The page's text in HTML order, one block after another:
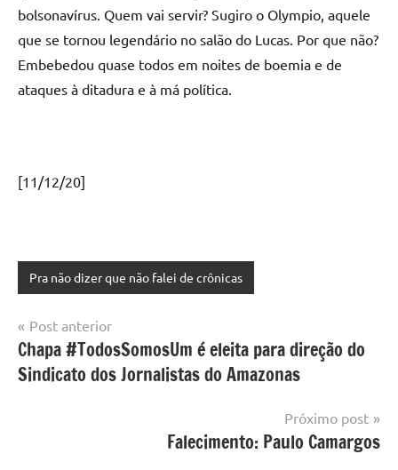
bolsonavírus. Quem vai servir? Sugiro o Olympio, aquele
que se tornou legendário no salão do Lucas. Por que não?
Embebedou quase todos em noites de boemia e de
ataques à ditadura e à má política.
[11/12/20]
Pra não dizer que não falei de crônicas
Navegação
de
Post
Post anterior
Chapa #TodosSomosUm é eleita para direção do
Sindicato dos Jornalistas do Amazonas
Próximo post
Falecimento: Paulo Camargos